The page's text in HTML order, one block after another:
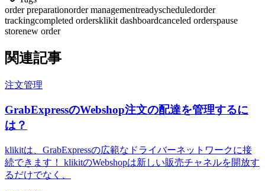
order preparationorder managementreadyscheduledorder
trackingcompleted ordersklikit dashboardcanceled orderspause
storenew order
関連記事
注文管理
GrabExpressのWebshop注文の配達を管理するに
は？
klikitは、GrabExpressの広範なドライバーネットワークに接
続できます！ klikitのWebshopは新しい販売チャネルを開放す
るだけでなく、